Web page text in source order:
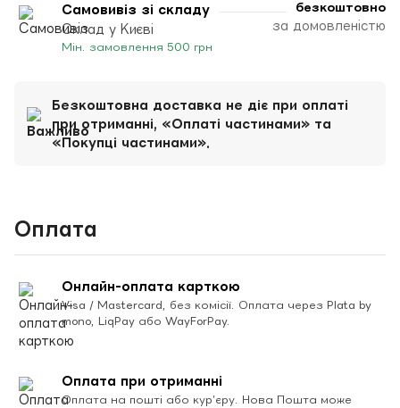
Самовивіз зі складу
Склад у Києві
Мін. замовлення 500 грн
безкоштовно
за домовленістю
Безкоштовна доставка не діє при оплаті
при отриманні, «Оплаті частинами» та
«Покупці частинами».
Оплата
Онлайн-оплата карткою
Visa / Mastercard, без комісії. Оплата через Plata by
mono, LiqPay або WayForPay.
Оплата при отриманні
Оплата на пошті або кур’єру. Нова Пошта може